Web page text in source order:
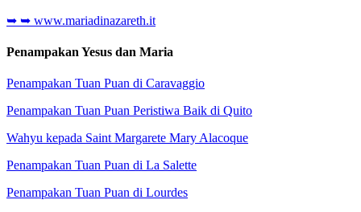
➥ ➥ www.mariadinazareth.it
Penampakan Yesus dan Maria
Penampakan Tuan Puan di Caravaggio
Penampakan Tuan Puan Peristiwa Baik di Quito
Wahyu kepada Saint Margarete Mary Alacoque
Penampakan Tuan Puan di La Salette
Penampakan Tuan Puan di Lourdes